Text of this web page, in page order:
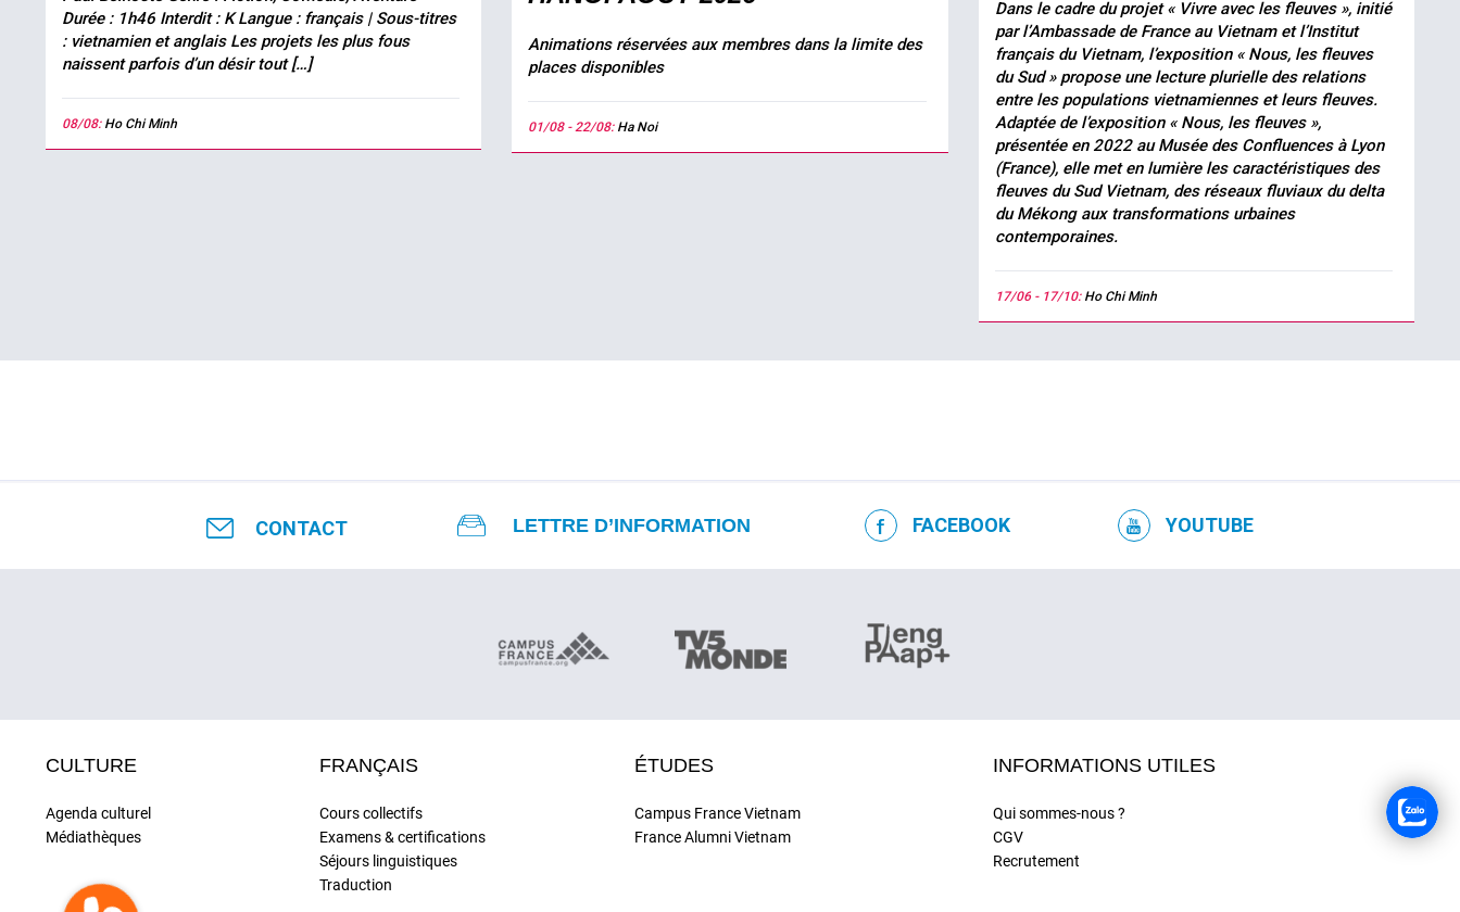
Durée : 1h46 Interdit : K Langue : français | Sous-titres
: vietnamien et anglais Les projets les plus fous
naissent parfois d’un désir tout […]
08/08: Ho Chi Minh
Animations réservées aux membres dans la limite des
places disponibles
01/08 - 22/08: Ha Noi
Dans le cadre du projet « Vivre avec les fleuves », initié
par l’Ambassade de France au Vietnam et l’Institut
français du Vietnam, l’exposition « Nous, les fleuves
du Sud » propose une lecture plurielle des relations
entre les populations vietnamiennes et leurs fleuves.
Adaptée de l’exposition « Nous, les fleuves »,
présentée en 2022 au Musée des Confluences à Lyon
(France), elle met en lumière les caractéristiques des
fleuves du Sud Vietnam, des réseaux fluviaux du delta
du Mékong aux transformations urbaines
contemporaines.
17/06 - 17/10: Ho Chi Minh
CONTACT LETTRE D’INFORMATION FACEBOOK YOUTUBE
CULTURE
Agenda culturel
Médiathèques
FRANÇAIS
Cours collectifs
Examens & certifications
Séjours linguistiques
Traduction
ÉTUDES
Campus France Vietnam
France Alumni Vietnam
INFORMATIONS UTILES
Qui sommes-nous ?
CGV
Recrutement